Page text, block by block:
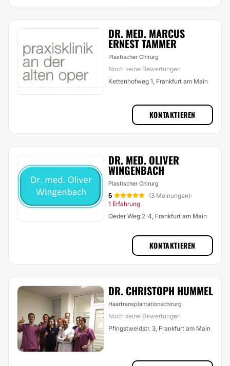
DR. MED. MARCUS
ERNEST TAMMER
Plastischer Chirurg
Noch keine Bewertungen
Kettenhofweg 1, Frankfurt am Main
KONTAKTIEREN
DR. MED. OLIVER
WINGENBACH
Plastischer Chirurg
5 (3 Meinungen)·
1 Erfahrung
Oeder Weg 2-4, Frankfurt am Main
KONTAKTIEREN
DR. CHRISTOPH HUMMEL
Haartransplantationschirurg
Noch keine Bewertungen
Pfingstweidstr. 3, Frankfurt am Main